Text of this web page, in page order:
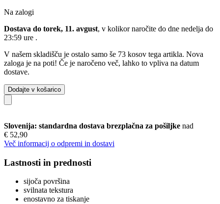
Na zalogi
Dostava do torek, 11. avgust, v kolikor naročite do dne nedelja do
23:59 ure .
V našem skladišču je ostalo samo še 73 kosov tega artikla. Nova
zaloga je na poti! Če je naročeno več, lahko to vpliva na datum
dostave.
Dodajte v košarico
Slovenija: standardna dostava brezplačna za pošiljke nad
€ 52,90
Več informacij o odpremi in dostavi
Lastnosti in prednosti
sijoča ​​površina
svilnata tekstura
enostavno za tiskanje